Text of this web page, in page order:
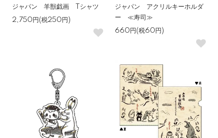
ジャパン 羊獣戯画 Tシャツ
2,750円(税250円)
ジャパン アクリルキーホルダ
ー ≪寿司≫
660円(税60円)